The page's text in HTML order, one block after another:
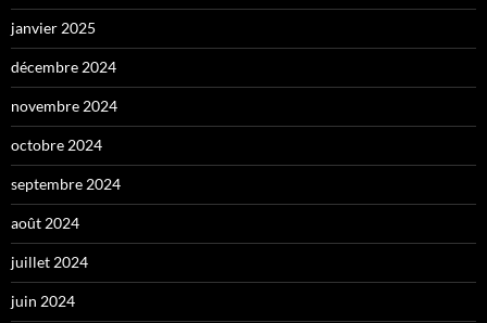
janvier 2025
décembre 2024
novembre 2024
octobre 2024
septembre 2024
août 2024
juillet 2024
juin 2024